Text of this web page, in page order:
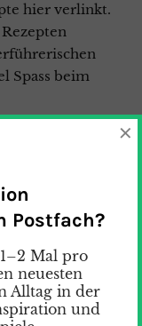
hier verlinkt.
Spass beim
mit
–
Postfach?
Mal pro
neuesten
Alltag in der
und
×